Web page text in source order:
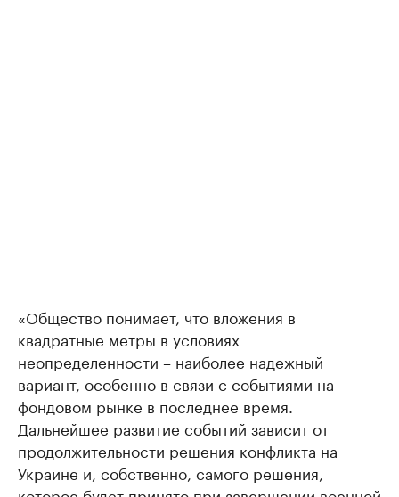
«Общество понимает, что вложения в
квадратные метры в условиях
неопределенности – наиболее надежный
вариант, особенно в связи с событиями на
фондовом рынке в последнее время.
Дальнейшее развитие событий зависит от
продолжительности решения конфликта на
Украине и, собственно, самого решения,